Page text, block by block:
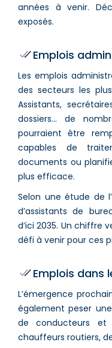
années à venir.
exposés.
Emplois
Les emplois
des secteurs les
Assistants,
dossiers… de
pourraient être
capables de
documents ou
plus efficace.
Selon une étude de
d’assistants de
d’ici 2035. Un chiffre
défi à venir pour ces
Emplois dans
L’émergence
également peser
de conducteurs et
chauffeurs routiers,